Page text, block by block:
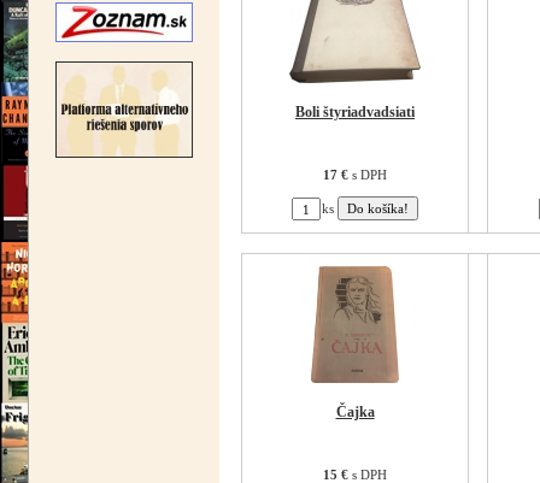
Boli štyriadvadsiati
17 € s DPH
ks
Čajka
15 € s DPH